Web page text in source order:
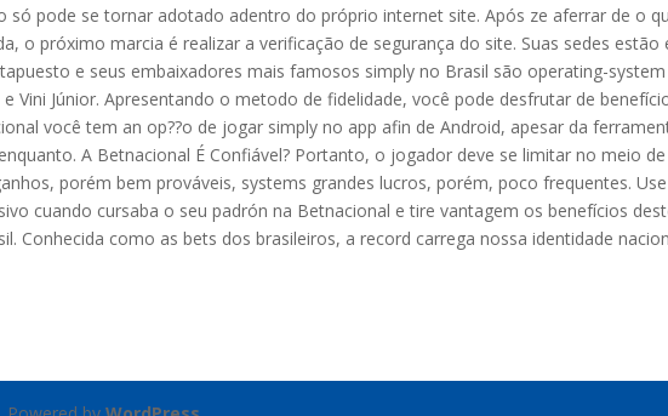
só pode se tornar adotado adentro do próprio internet site. Após ze aferrar de o
o próximo marcia é realizar a verificação de segurança do site. Suas sedes estão
e seus embaixadores mais famosos simply no Brasil são operating-system
Vini Júnior. Apresentando o metodo de fidelidade, você pode desfrutar de
você tem an op??o de jogar simply no app afin de Android, apesar da
A Betnacional É Confiável? Portanto, o jogador deve se limitar no meio de
porém bem prováveis, systems grandes lucros, porém, poco frequentes. Use
cuando cursaba o seu padrón na Betnacional e tire vantagem os benefícios
Conhecida como as bets dos brasileiros, a record carrega nossa identidade